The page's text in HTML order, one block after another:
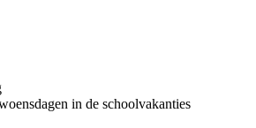
in de schoolvakanties